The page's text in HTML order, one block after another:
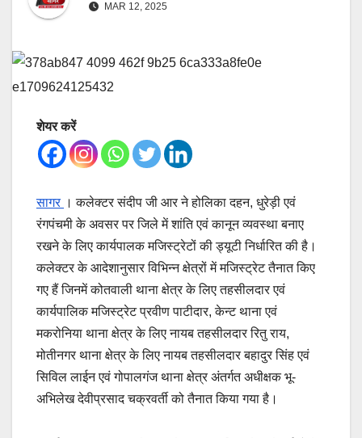
MAR 12, 2025
शेयर करें
सागर । कलेक्टर संदीप जी आर ने होलिका दहन, धुरेड़ी एवं
रंगपंचमी के अवसर पर जिले में शांति एवं कानून व्यवस्था बनाए
रखने के लिए कार्यपालक मजिस्ट्रेटों की ड्यूटी निर्धारित की है।
कलेक्टर के आदेशानुसार विभिन्न क्षेत्रों में मजिस्ट्रेट तैनात किए
गए हैं जिनमें कोतवाली थाना क्षेत्र के लिए तहसीलदार एवं
कार्यपालिक मजिस्ट्रेट प्रवीण पाटीदार, केन्ट थाना एवं
मकरोनिया थाना क्षेत्र के लिए नायब तहसीलदार रितु राय,
मोतीनगर थाना क्षेत्र के लिए नायब तहसीलदार बहादुर सिंह एवं
सिविल लाईन एवं गोपालगंज थाना क्षेत्र अंतर्गत अधीक्षक भू-
अभिलेख देवीप्रसाद चक्रवर्ती को तैनात किया गया है।